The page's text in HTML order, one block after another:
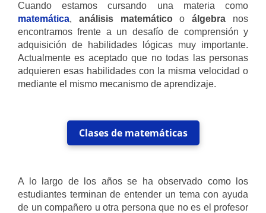
Cuando estamos cursando una materia como
matemática, análisis matemáticooálgebra nos
encontramos frente a un desafío de comprensión y
adquisición de habilidades lógicas muy importante.
Actualmente es aceptado que no todas las personas
adquieren esas habilidades con la misma velocidad o
mediante el mismo mecanismo de aprendizaje.
Clases de matemáticas
A lo largo de los años se ha observado como los
estudiantes terminan de entender un tema con ayuda
de un compañero u otra persona que no es el profesor